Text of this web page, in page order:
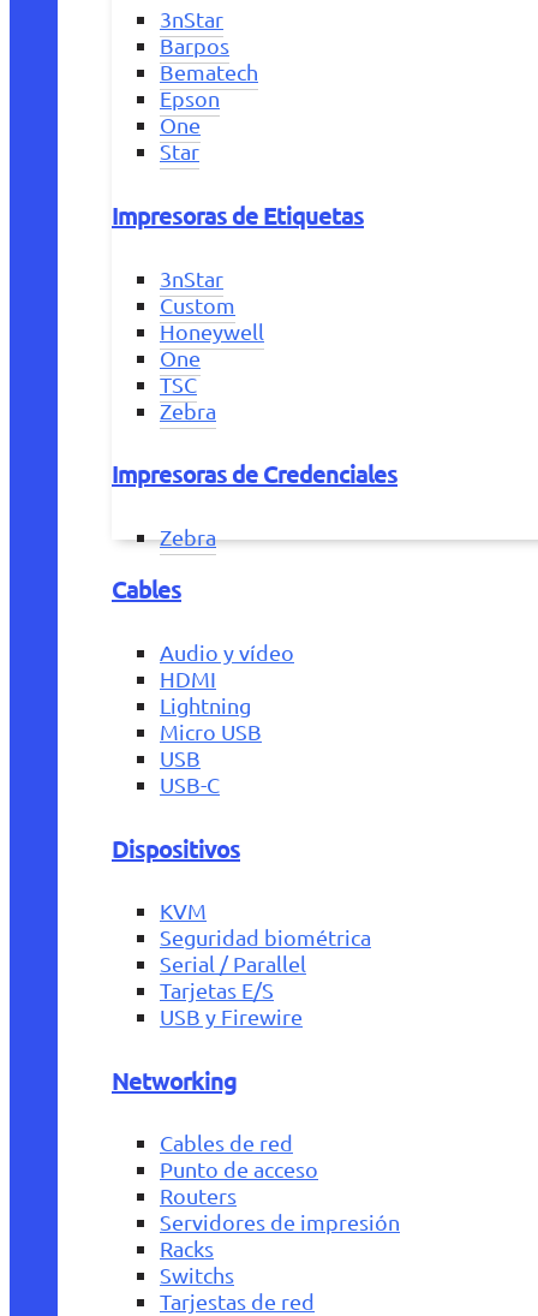
3nStar
Barpos
Bematech
Epson
One
Star
Impresoras de Etiquetas
3nStar
Custom
Honeywell
One
TSC
Zebra
Impresoras de Credenciales
Zebra
Cables
Audio y vídeo
HDMI
Lightning
Micro USB
USB
USB-C
Dispositivos
KVM
Seguridad biométrica
Serial / Parallel
Tarjetas E/S
USB y Firewire
Networking
Cables de red
Punto de acceso
Routers
Servidores de impresión
Racks
Switchs
Tarjestas de red